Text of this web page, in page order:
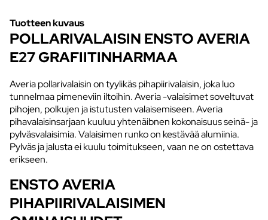
Tuotteen kuvaus
POLLARIVALAISIN ENSTO AVERIA
E27 GRAFIITINHARMAA
Averia pollarivalaisin on tyylikäs pihapiirivalaisin, joka luo
tunnelmaa pimeneviin iltoihin. Averia -valaisimet soveltuvat
pihojen, polkujen ja istutusten valaisemiseen. Averia
pihavalaisinsarjaan kuuluu yhtenäibnen kokonaisuus seinä- ja
pylväsvalaisimia. Valaisimen runko on kestävää alumiinia.
Pylväs ja jalusta ei kuulu toimitukseen, vaan ne on ostettava
erikseen.
ENSTO AVERIA
PIHAPIIRIVALAISIMEN